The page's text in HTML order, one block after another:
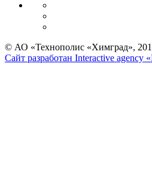
© АО «Технополис «Химград»,
Сайт разработан Interactive agency